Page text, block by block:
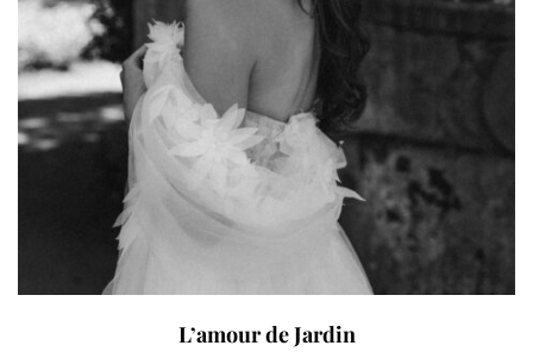
L’amour de Jardin